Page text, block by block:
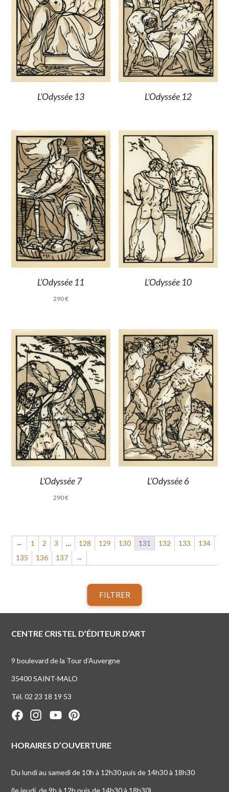
L’Odyssée 13 L’Odyssée 12
L’Odyssée 11
290€
L’Odyssée 10
L’Odyssée 7
290€
L’Odyssée 6
← 1 2 3 … 128 129 130 131 132 133
134
135
136 137 →
FILTRER
CENTRE CRISTEL D’ÉDITEUR D’ART
9 boulevard de la Tour d’Auvergne
35400 SAINT-MALO
Tél. 02 23 18 19 53
HORAIRES D’OUVERTURE
Du lundi au samedi de 10h à 12h30 puis de 14h30 à 18h30
(le jeudi, de 9h à 12h puis de 14h30 à 18h30)